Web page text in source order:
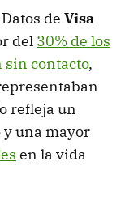
de Visa
del 30% de los
sin contacto,
refleja un
y una mayor
en la vida